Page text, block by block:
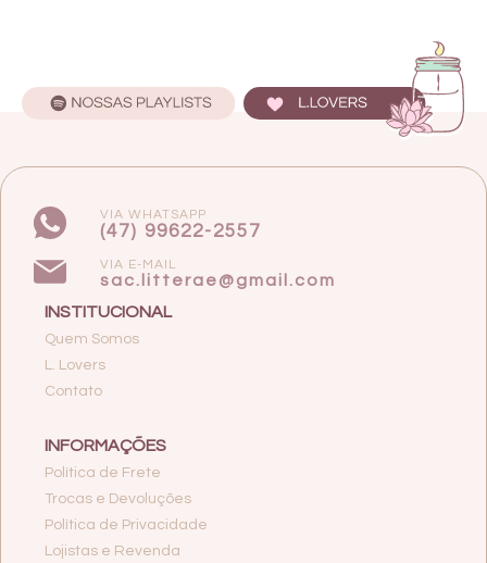
VIA WHATSAPP
(47) 99622-2557
VIA E-MAIL
sac.litterae@gmail.com
INSTITUCIONAL
Quem Somos
L. Lovers
Contato
INFORMAÇÕES
Política de Frete
Trocas e Devoluções
Política de Privacidade
Lojistas e Revenda